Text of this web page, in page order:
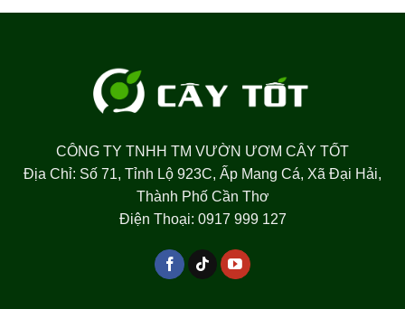
CÔNG TY TNHH TM VƯỜN ƯƠM CÂY TỐT
Địa Chỉ: Số 71, Tỉnh Lộ 923C, Ấp Mang Cá, Xã Đại Hải,
Thành Phố Cần Thơ
Điện Thoại: 0917 999 127